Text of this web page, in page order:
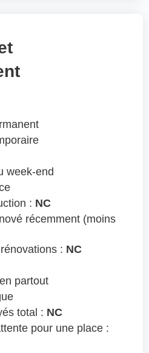
week-end
: NC
récemment (moins
: NC
partout
total : NC
pour une place :